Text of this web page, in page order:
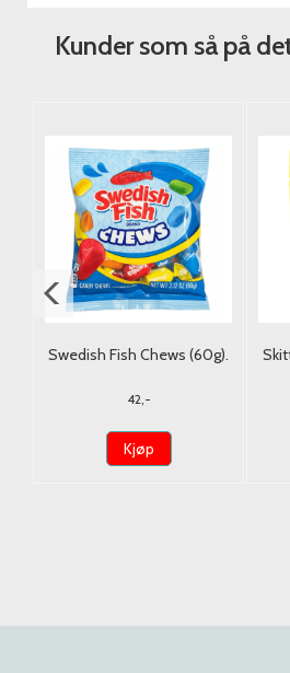
Kunder som så på
Swedish Fish Chews (60g).
42,-
Kjøp